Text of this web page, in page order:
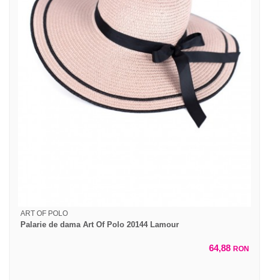
ART OF POLO
Palarie de dama Art Of Polo 20144 Lamour
64,88 RON